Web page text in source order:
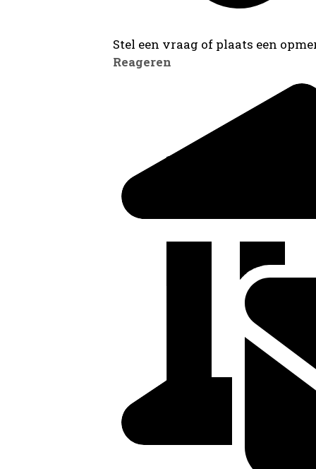
Stel een vraag of plaats een
Reageren